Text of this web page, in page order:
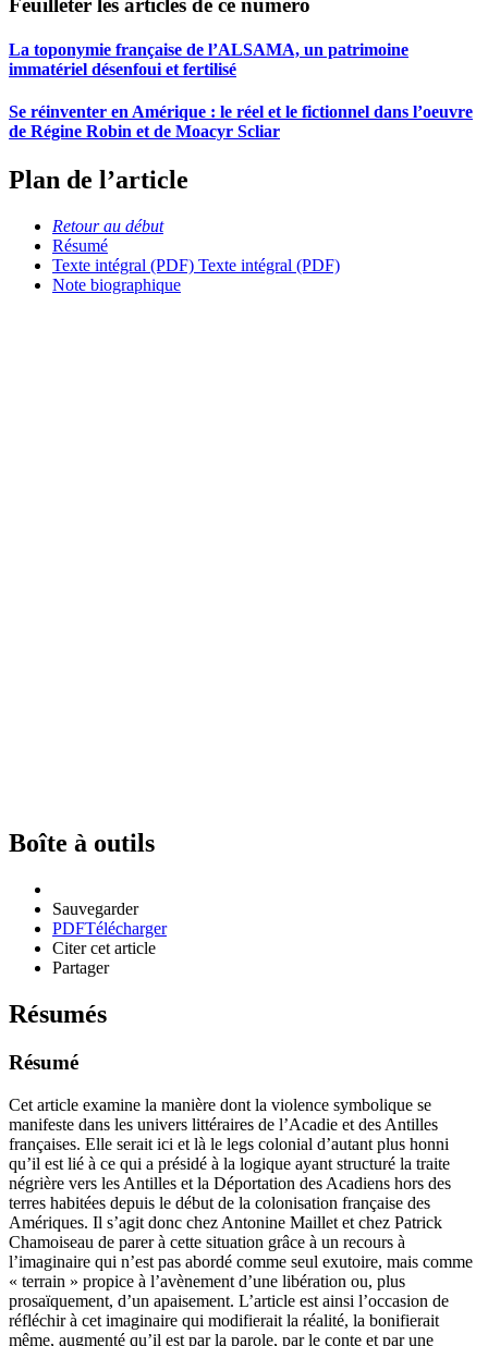
Feuilleter les articles de ce numéro
La toponymie française de l’ALSAMA, un patrimoine
immatériel désenfoui et fertilisé
Se réinventer en Amérique : le réel et le fictionnel dans l’oeuvre
de Régine Robin et de Moacyr Scliar
Plan de l’article
Retour au début
Résumé
Texte intégral (PDF) Texte intégral (PDF)
Note biographique
Boîte à outils
Sauvegarder
PDFTélécharger
Citer cet article
Partager
Résumés
Résumé
Cet article examine la manière dont la violence symbolique se
manifeste dans les univers littéraires de l’Acadie et des Antilles
françaises. Elle serait ici et là le legs colonial d’autant plus honni
qu’il est lié à ce qui a présidé à la logique ayant structuré la traite
négrière vers les Antilles et la Déportation des Acadiens hors des
terres habitées depuis le début de la colonisation française des
Amériques. Il s’agit donc chez Antonine Maillet et chez Patrick
Chamoiseau de parer à cette situation grâce à un recours à
l’imaginaire qui n’est pas abordé comme seul exutoire, mais comme
« terrain » propice à l’avènement d’une libération ou, plus
prosaïquement, d’un apaisement. L’article est ainsi l’occasion de
réfléchir à cet imaginaire qui modifierait la réalité, la bonifierait
même, augmenté qu’il est par la parole, par le conte et par une